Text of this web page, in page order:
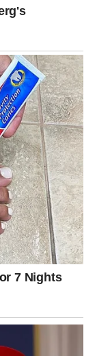
u staklenke,
na 20
ulja kako
poklopcima i
kako bi se